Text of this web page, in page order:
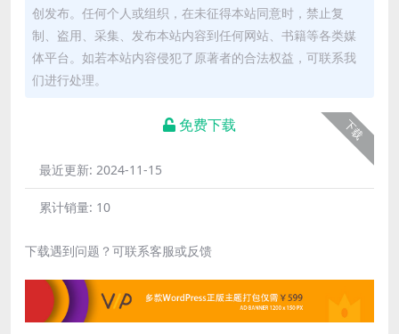
创发布。任何个人或组织，在未征得本站同意时，禁止复
制、盗用、采集、发布本站内容到任何网站、书籍等各类媒
体平台。如若本站内容侵犯了原著者的合法权益，可联系我
们进行处理。
下载
免费下载
最近更新: 2024-11-15
累计销量: 10
下载遇到问题？可联系客服或反馈